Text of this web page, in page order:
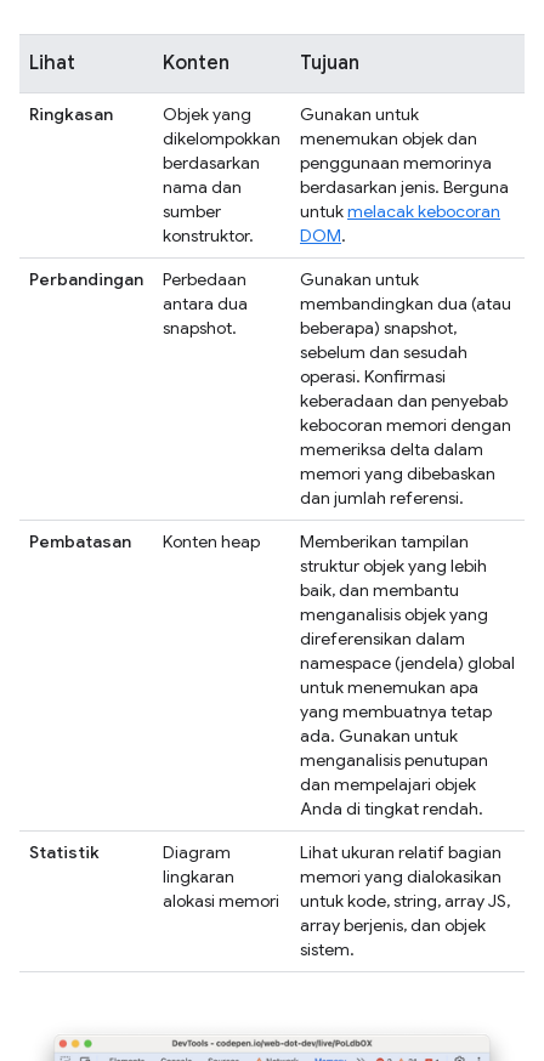
Lihat Konten Tujuan
Ringkasan
Objek yang
dikelompokkan
berdasarkan
nama dan
sumber
konstruktor.
Gunakan untuk
menemukan objek dan
penggunaan memorinya
berdasarkan jenis. Berguna
untukmelacak kebocoran
DOM.
Perbandingan
Perbedaan
antara dua
snapshot.
Gunakan untuk
membandingkan dua (atau
beberapa) snapshot,
sebelum dan sesudah
operasi. Konfirmasi
keberadaan dan penyebab
kebocoran memori dengan
memeriksa delta dalam
memori yang dibebaskan
dan jumlah referensi.
Pembatasan
Konten heap
Memberikan tampilan
struktur objek yang lebih
baik, dan membantu
menganalisis objek yang
direferensikan dalam
namespace (jendela) global
untuk menemukan apa
yang membuatnya tetap
ada. Gunakan untuk
menganalisis penutupan
dan mempelajari objek
Anda di tingkat rendah.
Statistik
Diagram
lingkaran
alokasi memori
Lihat ukuran relatif bagian
memori yang dialokasikan
untuk kode, string, array JS,
array berjenis, dan objek
sistem.